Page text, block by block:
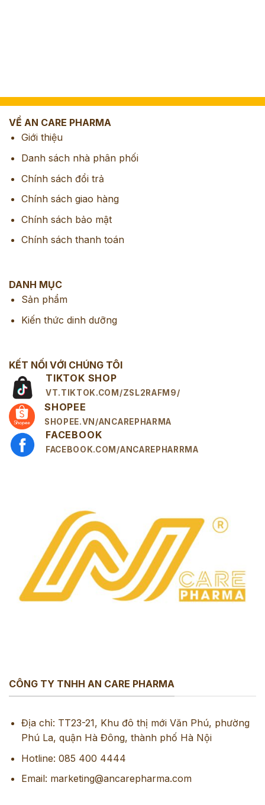
VỀ AN CARE PHARMA
Giới thiệu
Danh sách nhà phân phối
Chính sách đổi trả
Chính sách giao hàng
Chính sách bảo mật
Chính sách thanh toán
DANH MỤC
Sản phẩm
Kiến thức dinh dưỡng
KẾT NỐI VỚI CHÚNG TÔI
TIKTOK SHOP
VT.TIKTOK.COM/ZSL2RAFM9/
SHOPEE
SHOPEE.VN/ANCAREPHARMA
FACEBOOK
FACEBOOK.COM/ANCAREPHARRMA
CÔNG TY TNHH AN CARE PHARMA
Địa chỉ: TT23-21, Khu đô thị mới Văn Phú, phường
Phú La, quận Hà Đông, thành phố Hà Nội
Hotline: 085 400 4444
Email: marketing@ancarepharma.com